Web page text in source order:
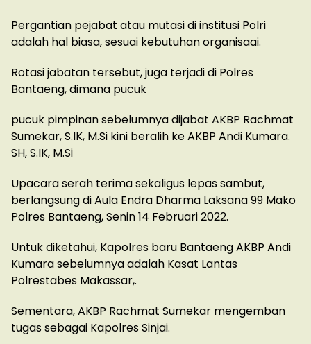
Pergantian pejabat atau mutasi di institusi Polri
adalah hal biasa, sesuai kebutuhan organisaai.
Rotasi jabatan tersebut, juga terjadi di Polres
Bantaeng, dimana pucuk
pucuk pimpinan sebelumnya dijabat AKBP Rachmat
Sumekar, S.IK, M.Si kini beralih ke AKBP Andi Kumara.
SH, S.IK, M.Si
Upacara serah terima sekaligus lepas sambut,
berlangsung di Aula Endra Dharma Laksana 99 Mako
Polres Bantaeng, Senin 14 Februari 2022.
Untuk diketahui, Kapolres baru Bantaeng AKBP Andi
Kumara sebelumnya adalah Kasat Lantas
Polrestabes Makassar,.
Sementara, AKBP Rachmat Sumekar mengemban
tugas sebagai Kapolres Sinjai.